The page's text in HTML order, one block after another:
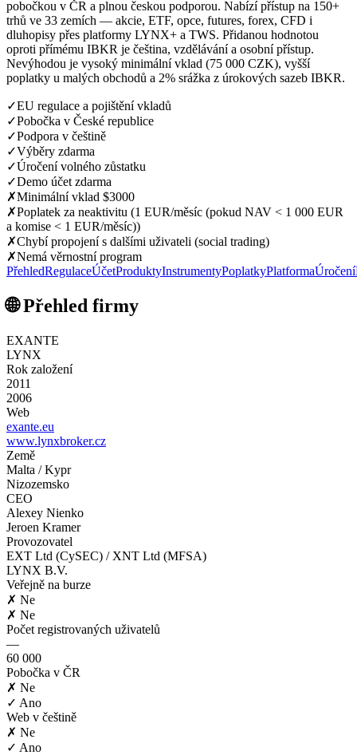
pobočkou v ČR a plnou českou podporou. Nabízí přístup na 150+
trhů ve 33 zemích — akcie, ETF, opce, futures, forex, CFD i
dluhopisy přes platformy LYNX+ a TWS. Přidanou hodnotou
oproti přímému IBKR je čeština, vzdělávání a osobní přístup.
Nevýhodou je vysoký minimální vklad (75 000 CZK), vyšší
poplatky u malých obchodů a 2% srážka z úrokových sazeb IBKR.
✓EU regulace a pojištění vkladů
✓Pobočka v České republice
✓Podpora v češtině
✓Výběry zdarma
✓Úročení volného zůstatku
✓Demo účet zdarma
✗Minimální vklad $3000
✗Poplatek za neaktivitu (1 EUR/měsíc (pokud NAV < 1 000 EUR
a komise < 1 EUR/měsíc))
✗Chybí propojení s dalšími uživateli (social trading)
✗Nemá věrnostní program
PřehledRegulaceÚčetProduktyInstrumentyPoplatkyPlatformaÚročení
🌐 Přehled firmy
EXANTE
LYNX
Rok založení
2011
2006
Web
exante.eu
www.lynxbroker.cz
Země
Malta / Kypr
Nizozemsko
CEO
Alexey Nienko
Jeroen Kramer
Provozovatel
EXT Ltd (CySEC) / XNT Ltd (MFSA)
LYNX B.V.
Veřejně na burze
✗ Ne
✗ Ne
Počet registrovaných uživatelů
—
60 000
Pobočka v ČR
✗ Ne
✓ Ano
Web v češtině
✗ Ne
✓ Ano